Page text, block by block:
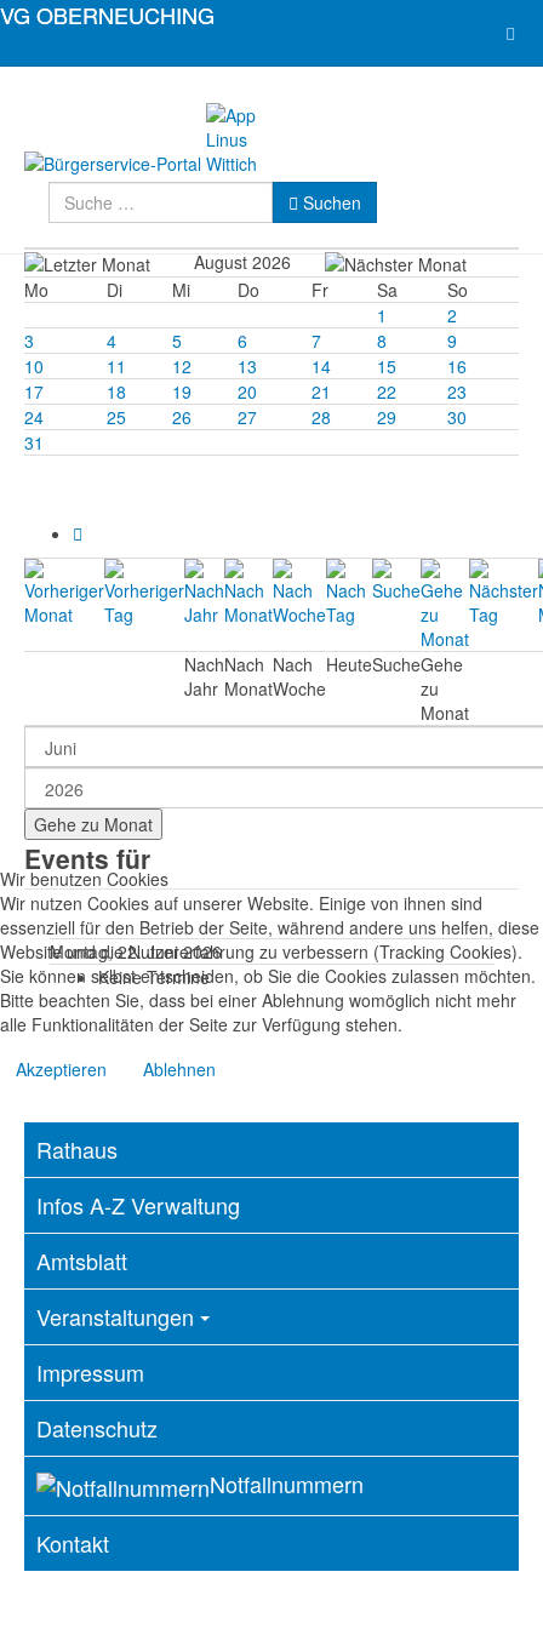
Suchen Suchen
August 2026
Mo
Di Mi Do Fr Sa
So
1
2
3
4 5 6 7 8
9
10
11 12 13 14 15
16
17
18 19 20 21 22
23
24
25 26 27 28 29
30
31
Nach
Jahr
Nach
Monat
Nach
Woche
HeuteSucheGehe
zu
Monat
Gehe zu Monat
Events für
Montag, 22. Juni 2026
Keine Termine
Rathaus
Infos A-Z Verwaltung
Amtsblatt
Veranstaltungen
Impressum
Datenschutz
Notfallnummern
Kontakt
Wir benutzen Cookies
Wir nutzen Cookies auf unserer Website. Einige von ihnen sind
essenziell für den Betrieb der Seite, während andere uns helfen, diese
Website und die Nutzererfahrung zu verbessern (Tracking Cookies).
Sie können selbst entscheiden, ob Sie die Cookies zulassen möchten.
Bitte beachten Sie, dass bei einer Ablehnung womöglich nicht mehr
alle Funktionalitäten der Seite zur Verfügung stehen.
Akzeptieren
Ablehnen